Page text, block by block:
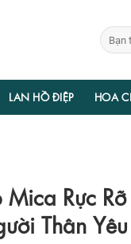
Tìm
kiếm:
LAN HỒ ĐIỆP HOA
Rực
Thân